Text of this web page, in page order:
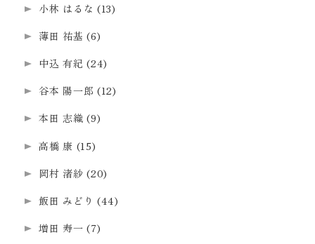
小林 はるな (13)
薄田 祐基 (6)
中込 有紀 (24)
谷本 陽一郎 (12)
本田 志織 (9)
高橋 康 (15)
岡村 渚紗 (20)
飯田 みどり (44)
増田 寿一 (7)